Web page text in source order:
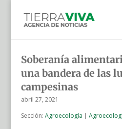
Soberanía
una bandera de las
campesinas
abril 27, 2021
Sección: Agroecología |